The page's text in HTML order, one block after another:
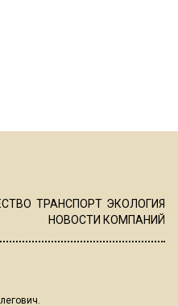
ТРАНСПОРТ ЭКОЛОГИЯ
НОВОСТИ КОМПАНИЙ